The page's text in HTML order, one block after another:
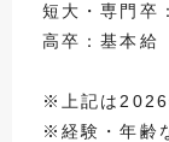
短大・専門
高卒：基本
※上記は2026
※経験・年齢